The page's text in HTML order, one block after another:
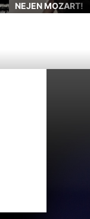
NEJEN MOZART!